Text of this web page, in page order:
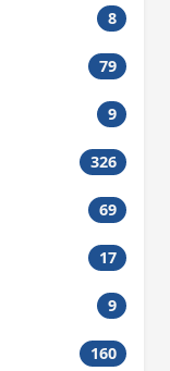
8
79
9
326
69
17
9
160